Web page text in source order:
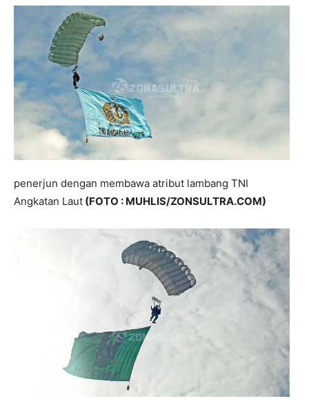
penerjun dengan membawa atribut lambang TNI
Angkatan Laut (FOTO : MUHLIS/ZONSULTRA.COM)